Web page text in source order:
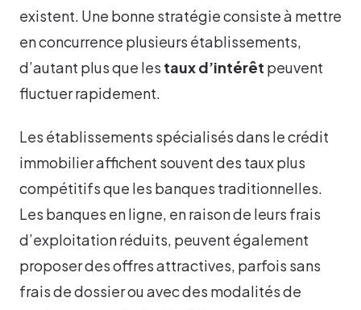
existent. Une bonne stratégie consiste à mettre
en concurrence plusieurs établissements,
d’autant plus que les taux d’intérêt peuvent
fluctuer rapidement.
Les établissements spécialisés dans le crédit
immobilier affichent souvent des taux plus
compétitifs que les banques traditionnelles.
Les banques en ligne, en raison de leurs frais
d’exploitation réduits, peuvent également
proposer des offres attractives, parfois sans
frais de dossier ou avec des modalités de